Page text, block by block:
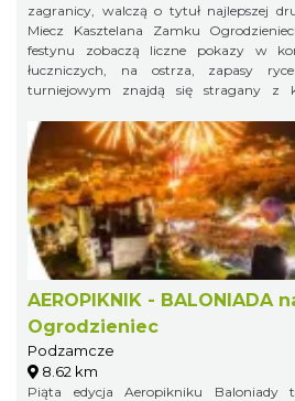
zagranicy, walczą o tytuł najlepszej
Miecz Kasztelana Zamku
festynu zobaczą liczne pokazy w
łuczniczych, na ostrza, zapasy
turniejowym znajdą się stragany z
AEROPIKNIK - BALONIADA
Ogrodzieniec
Podzamcze
8.62 km
Piąta edycja Aeropikniku Baloniady